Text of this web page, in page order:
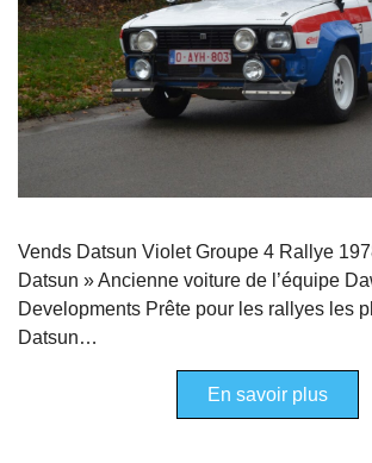
Vends Datsun Violet Groupe 4 Rallye
Datsun » Ancienne voiture de l’équipe
Developments Prête pour les rallyes les
Datsun…
En savoir plus